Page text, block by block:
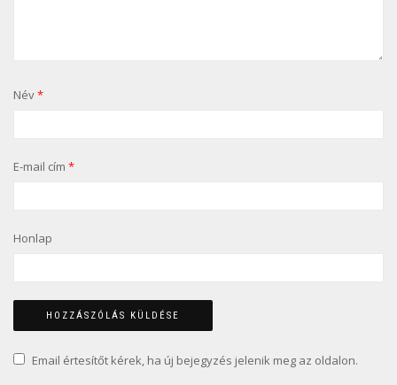
Név*
E-mail cím *
Honlap
Email értesítőt kérek, ha új bejegyzés jelenik meg az oldalon.